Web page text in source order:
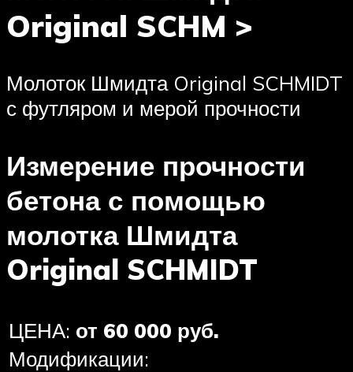
Original SCHM >
Молоток Шмидта Original SCHMIDT
с футляром и мерой прочности
Измерение прочности
бетона с помощью
молотка Шмидта
Original SCHMIDT
ЦЕНА: от 60 000 руб.
Модификации: